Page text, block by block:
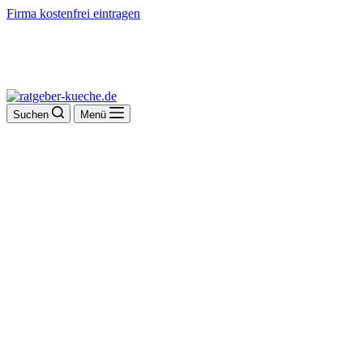
Firma kostenfrei eintragen
Suchen Menü